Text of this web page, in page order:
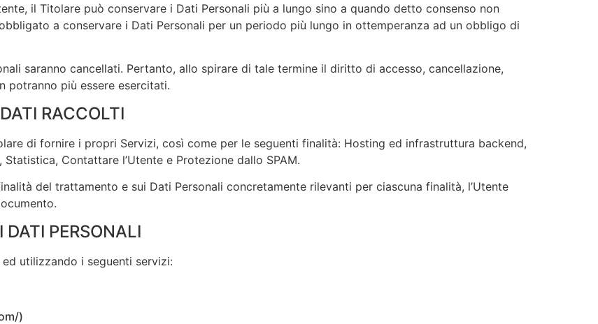
il Titolare può conservare i Dati Personali più a lungo sino a quando detto consenso non
a conservare i Dati Personali per un periodo più lungo in ottemperanza ad un obbligo di
saranno cancellati. Pertanto, allo spirare di tale termine il diritto di accesso, cancellazione,
più essere esercitati.
RACCOLTI
di fornire i propri Servizi, così come per le seguenti finalità: Hosting ed infrastruttura backend,
Contattare l’Utente e Protezione dallo SPAM.
del trattamento e sui Dati Personali concretamente rilevanti per ciascuna finalità, l’Utente
PERSONALI
utilizzando i seguenti servizi:
)